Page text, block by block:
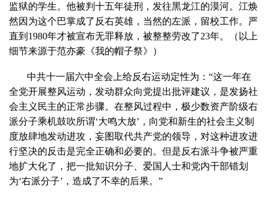
监狱的学生。他被判十五年徒刑，发往黑龙江的漠河。江焕
然因为这个巴掌成了反右英雄，当然的左派，留校工作。严
直到1980年才被宣布无罪释放，被整整劳改了23年。（以上
细节来源于范亦豪《我的帽子祭》）
中共十一届六中全会上给反右运动定性为：“这一年在
全党开展整风运动，发动群众向党提出批评建议，是发扬社
会主义民主的正常步骤。在整风过程中，极少数资产阶级右
派分子乘机鼓吹所谓‘大鸣大放’，向党和新生的社会主义制
度放肆地发动进攻，妄图取代共产党的领导，对这种进攻进
行坚决的反击是完全正确和必要的。但是反右派斗争被严重
地扩大化了，把一批知识分子、爱国人士和党内干部错划
为‘右派分子’，造成了不幸的后果。”